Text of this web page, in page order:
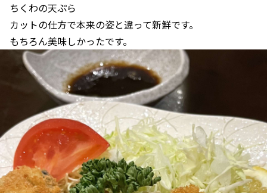
ちくわの天ぷら
カットの仕方で本来の姿と違って新鮮です。
もちろん美味しかったです。